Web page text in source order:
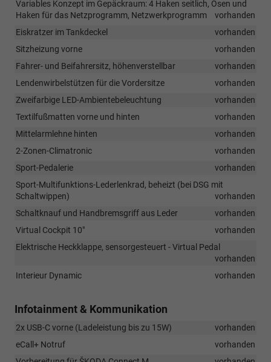
Variables Konzept im Gepäckraum: 4 Haken seitlich, Ösen und
Haken für das Netzprogramm, Netzwerkprogramm
vorhanden
Eiskratzer im Tankdeckel
vorhanden
Sitzheizung vorne
vorhanden
Fahrer- und Beifahrersitz, höhenverstellbar
vorhanden
Lendenwirbelstützen für die Vordersitze
vorhanden
Zweifarbige LED-Ambientebeleuchtung
vorhanden
Textilfußmatten vorne und hinten
vorhanden
Mittelarmlehne hinten
vorhanden
2-Zonen-Climatronic
vorhanden
Sport-Pedalerie
vorhanden
Sport-Multifunktions-Lederlenkrad, beheizt (bei DSG mit
Schaltwippen)
vorhanden
Schaltknauf und Handbremsgriff aus Leder
vorhanden
Virtual Cockpit 10"
vorhanden
Elektrische Heckklappe, sensorgesteuert - Virtual Pedal
vorhanden
Interieur Dynamic
vorhanden
Infotainment & Kommunikation
2x USB-C vorne (Ladeleistung bis zu 15W)
vorhanden
eCall+ Notruf
vorhanden